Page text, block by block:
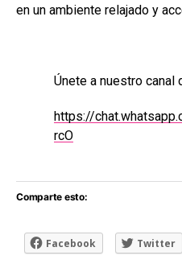
en un ambiente relajado y
Únete a nuestro canal
https://
rcO
Comparte esto:
Facebook Twitter